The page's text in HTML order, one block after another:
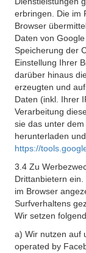
erbringen. Die im
Browser
Daten von
Speicherung der
Einstellung Ihrer
darüber hinaus
erzeugten und
Daten (inkl. Ihrer
Verarbeitung
sie das unter
herunterladen
https://
3.4 Zu
Drittanbietern
im Browser
Surfverhaltens
Wir setzen
a) Wir nutzen auf
operated by